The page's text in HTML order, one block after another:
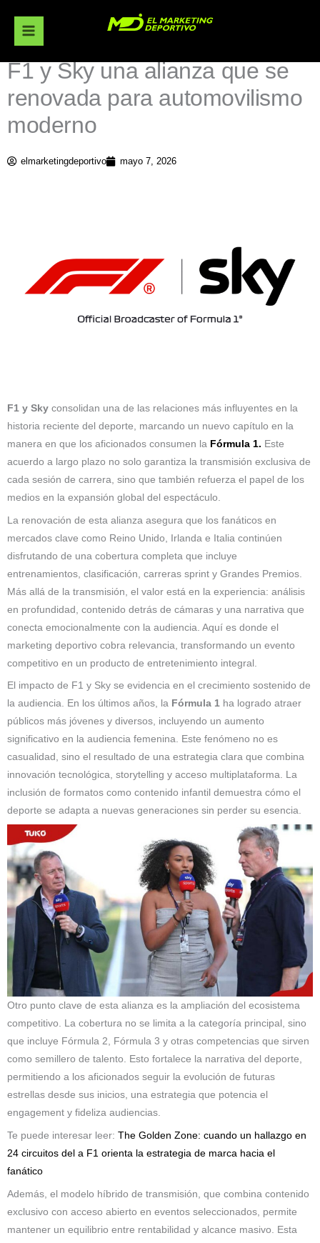
contenido
F1 y Sky una alianza que se
renovada para automovilismo
moderno
elmarketingdeportivo mayo 7, 2026
F1 y Sky consolidan una de las relaciones más influyentes en la
historia reciente del deporte, marcando un nuevo capítulo en la
manera en que los aficionados consumen la Fórmula 1. Este
acuerdo a largo plazo no solo garantiza la transmisión exclusiva de
cada sesión de carrera, sino que también refuerza el papel de los
medios en la expansión global del espectáculo.
La renovación de esta alianza asegura que los fanáticos en
mercados clave como Reino Unido, Irlanda e Italia continúen
disfrutando de una cobertura completa que incluye
entrenamientos, clasificación, carreras sprint y Grandes Premios.
Más allá de la transmisión, el valor está en la experiencia: análisis
en profundidad, contenido detrás de cámaras y una narrativa que
conecta emocionalmente con la audiencia. Aquí es donde el
marketing deportivo cobra relevancia, transformando un evento
competitivo en un producto de entretenimiento integral.
El impacto de F1 y Sky se evidencia en el crecimiento sostenido de
la audiencia. En los últimos años, la Fórmula 1 ha logrado atraer
públicos más jóvenes y diversos, incluyendo un aumento
significativo en la audiencia femenina. Este fenómeno no es
casualidad, sino el resultado de una estrategia clara que combina
innovación tecnológica, storytelling y acceso multiplataforma. La
inclusión de formatos como contenido infantil demuestra cómo el
deporte se adapta a nuevas generaciones sin perder su esencia.
Otro punto clave de esta alianza es la ampliación del ecosistema
competitivo. La cobertura no se limita a la categoría principal, sino
que incluye Fórmula 2, Fórmula 3 y otras competencias que sirven
como semillero de talento. Esto fortalece la narrativa del deporte,
permitiendo a los aficionados seguir la evolución de futuras
estrellas desde sus inicios, una estrategia que potencia el
engagement y fideliza audiencias.
Te puede interesar leer: The Golden Zone: cuando un hallazgo en
24 circuitos del a F1 orienta la estrategia de marca hacia el
fanático
Además, el modelo híbrido de transmisión, que combina contenido
exclusivo con acceso abierto en eventos seleccionados, permite
mantener un equilibrio entre rentabilidad y alcance masivo. Esta